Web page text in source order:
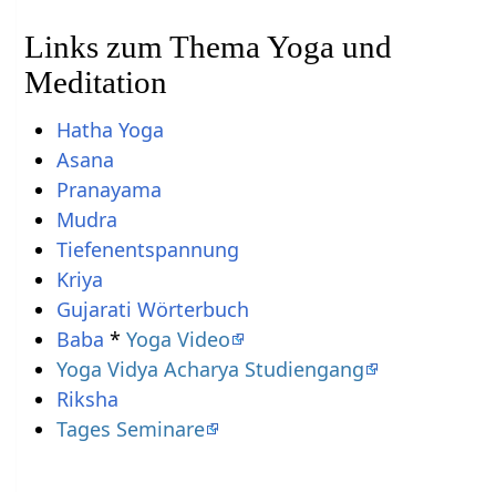
Links zum Thema Yoga und
Meditation
Hatha Yoga
Asana
Pranayama
Mudra
Tiefenentspannung
Kriya
Gujarati Wörterbuch
Baba * Yoga Video
Yoga Vidya Acharya Studiengang
Riksha
Tages Seminare